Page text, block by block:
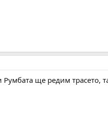
Румбата ще редим